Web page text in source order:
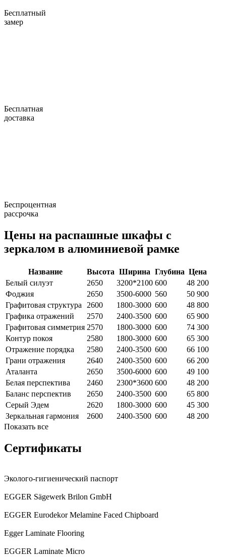
Бесплатный
замер
Бесплатная
доставка
Беспроцентная
рассрочка
Цены на распашные шкафы с
зеркалом в алюминиевой рамке
Название Высота Ширина Глубина Цена
Белый силуэт
2650 3200*2100 600
48 200
Фоджия
2650 3500-6000 560
50 900
Графитовая структура
2600 1800-3000 600
48 800
Графика отражений
2570 2400-3500 600
65 900
Графитовая симметрия 2570 1800-3000 600
74 300
Контур покоя
2580 1800-3000 600
65 300
Отражение порядка
2580 2400-3500 600
66 100
Грани отражения
2640 2400-3500 600
66 200
Аталанта
2650 3500-6000 600
49 100
Белая перспектива
2460 2300*3600 600
48 200
Баланс перспектив
2650 2400-3500 600
65 800
Серый Эдем
2620 1800-3000 600
45 300
Зеркальная гармония
2600 2400-3500 600
48 200
Показать все
Сертификаты
Эколого-гигиенический паспорт
EGGER Sägewerk Brilon GmbH
EGGER Eurodekor Melamine Faced Chipboard
Egger Laminate Flooring
EGGER Laminate Micro